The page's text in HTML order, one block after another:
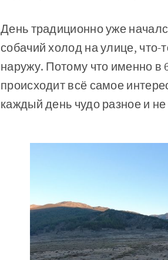
День традиционно уже
собачий холод на улице,
наружу. Потому что именно в
происходит всё самое
каждый день чудо разное и